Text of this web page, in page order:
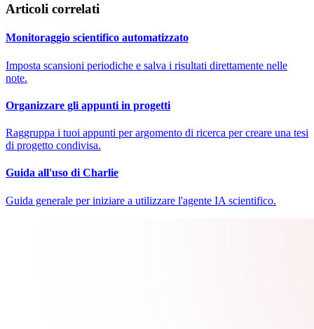
Articoli correlati
Monitoraggio scientifico automatizzato
Imposta scansioni periodiche e salva i risultati direttamente nelle
note.
Organizzare gli appunti in progetti
Raggruppa i tuoi appunti per argomento di ricerca per creare una tesi
di progetto condivisa.
Guida all'uso di Charlie
Guida generale per iniziare a utilizzare l'agente IA scientifico.